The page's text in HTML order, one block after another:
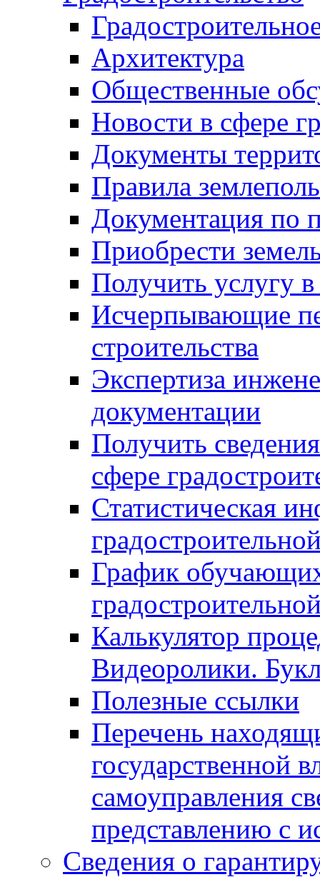
Архитектура
Общественные
Новости в сфере
Документы
Правила
Документация по
Приобрести
Получить услугу в
Исчерпывающие
строительства
Экспертиза
документации
Получить
сфере
Статистическая
График
Калькулятор
Видеоролики.
Полезные ссылки
Перечень
государственной
самоуправления
представлению с
Сведения о